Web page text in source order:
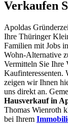
Verkaufen
Apoldas
Ihre Thüringer
Familien mit Jobs
Wohn-Alternative
Vermitteln Sie Ihre
Kaufinteressenten.
zeigen wir Ihnen
uns direkt an.
Hausverkauf in
Thomas Wienroth
bei Ihrem